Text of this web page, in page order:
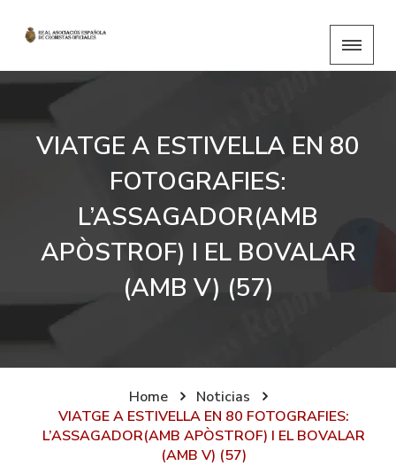
VIATGE A ESTIVELLA EN 80
FOTOGRAFIES:
L’ASSAGADOR(AMB
APÒSTROF) I EL BOVALAR
(AMB V) (57)
Home
Noticias
VIATGE A ESTIVELLA EN 80 FOTOGRAFIES:
L’ASSAGADOR(AMB APÒSTROF) I EL BOVALAR
(AMB V) (57)